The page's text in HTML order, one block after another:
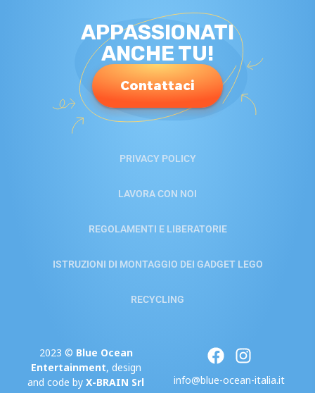
APPASSIONATI
ANCHE TU!
Contattaci
PRIVACY POLICY
LAVORA CON NOI
REGOLAMENTI E LIBERATORIE
ISTRUZIONI DI MONTAGGIO DEI GADGET LEGO
RECYCLING
2023 © Blue Ocean
Entertainment, design
and code by X-BRAIN Srl info@blue-ocean-italia.it